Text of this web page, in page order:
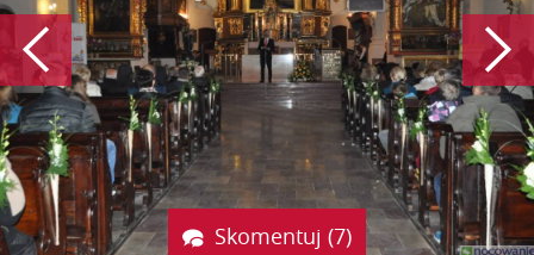
Poprzedni
Skomentuj (7)